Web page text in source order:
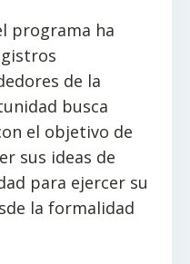
programa ha
de la
busca
el objetivo de
sus ideas de
para ejercer su
la formalidad